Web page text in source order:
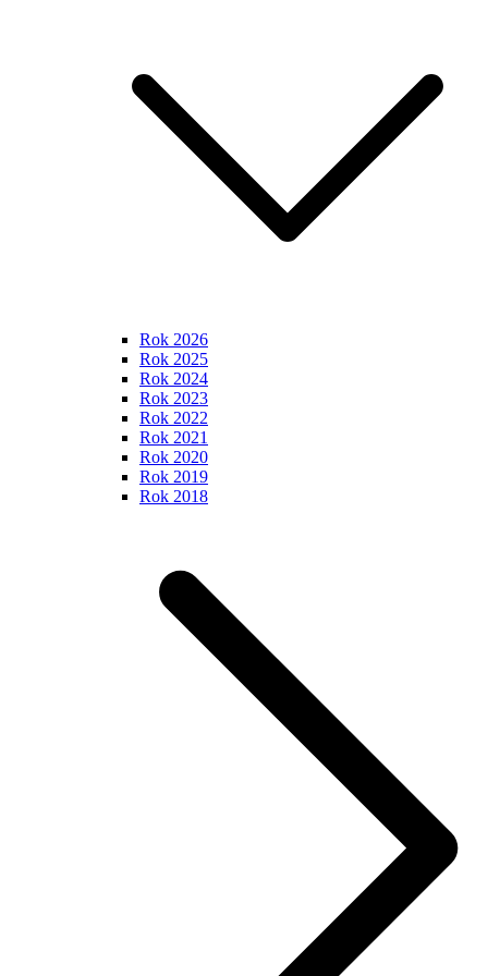
Rok 2026
Rok 2025
Rok 2024
Rok 2023
Rok 2022
Rok 2021
Rok 2020
Rok 2019
Rok 2018